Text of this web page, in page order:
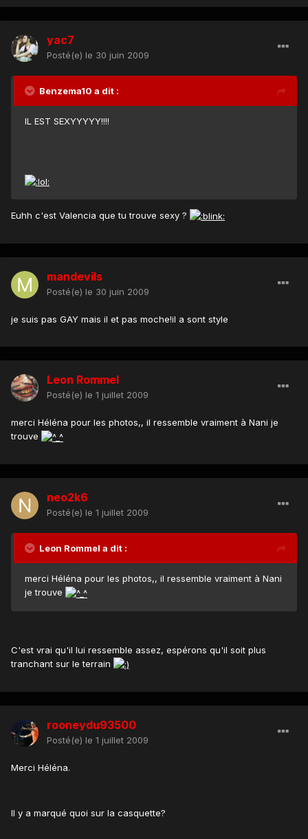
yac7
Posté(e) le 30 juin 2009
Benzema10 a dit :
IL EST SEXYYYYY!!!!
Euhh c'est Valencia que tu trouve sexy ?
mandevils
Posté(e) le 30 juin 2009
je suis pas GAY mais il et pas moche!il a sont style
Leon Rommel
Posté(e) le 1 juillet 2009
merci Héléna pour les photos,, il ressemble vraiment à Nani je
trouve
neo2k6
Posté(e) le 1 juillet 2009
Leon Rommel a dit :
merci Héléna pour les photos,, il ressemble vraiment à Nani
je trouve
C'est vrai qu'il lui ressemble assez, espérons qu'il soit plus
tranchant sur le terrain
rooneydu93500
Posté(e) le 1 juillet 2009
Merci Héléna.
Il y a marqué quoi sur la casquette?